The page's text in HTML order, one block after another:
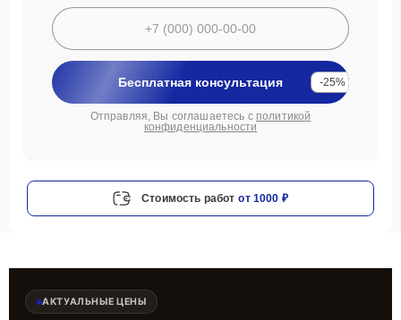
Бесплатная консультация -25%
Отправляя, Вы соглашаетесь с политикой
конфиденциальности
Стоимость работ от 1000 ₽
АКТУАЛЬНЫЕ ЦЕНЫ